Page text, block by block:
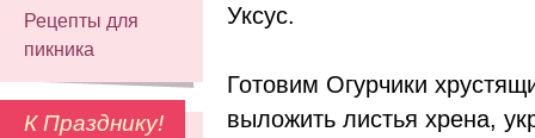
Рецепты для
пикника
К Празднику!
Уксус.
Готовим Огурчики
выложить листья хрена,